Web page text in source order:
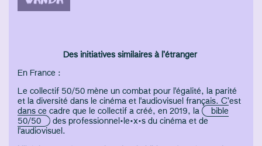
Des initiatives similaires à l’étranger
En France :
Le collectif 50/50 mène un combat pour l'égalité, la parité
et la diversité dans le cinéma et l'audiovisuel français. C’est
dans ce cadre que le collectif a créé, en 2019, la
bible
50/50
des professionnel•le•x•s du cinéma et de
l'audiovisuel.